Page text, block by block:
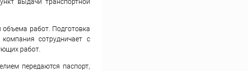
выдачи транспортной
объема работ. Подготовка
сотрудничает с
работ.
передаются паспорт,